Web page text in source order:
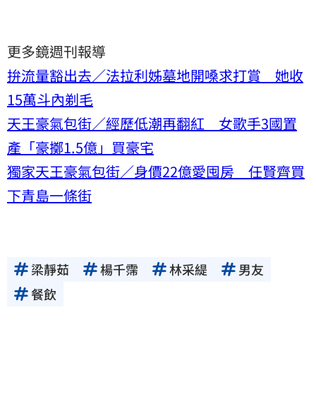
更多鏡週刊報導
拚流量豁出去／法拉利姊墓地開嗓求打賞 她收
15萬斗內剃毛
天王豪氣包街／經歷低潮再翻紅 女歌手3國置
產「豪擲1.5億」買豪宅
獨家天王豪氣包街／身價22億愛囤房 任賢齊買
下青島一條街
梁靜茹 楊千霈 林采緹
男友
餐飲